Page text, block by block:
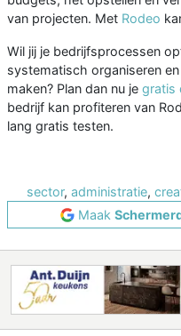
van projecten. Met Rodeo
Wil jij je bedrijfsprocessen
systematisch organiseren
maken? Plan dan nu je gratis
bedrijf kan profiteren van
lang gratis testen.
sector, administratie,
Maak